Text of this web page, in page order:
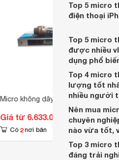
Micro không dây CAF H8 Pro
Giá từ 6.633.000 đ
Có 2 nơi bán
Top 5 micro
điện thoại
Top 5 micro
được nhiều
dụng phổ
Top 4 micro
lượng tốt
nhiều người
Nên mua
chuyên
nào vừa tốt,
Top 3 micro
đáng trải